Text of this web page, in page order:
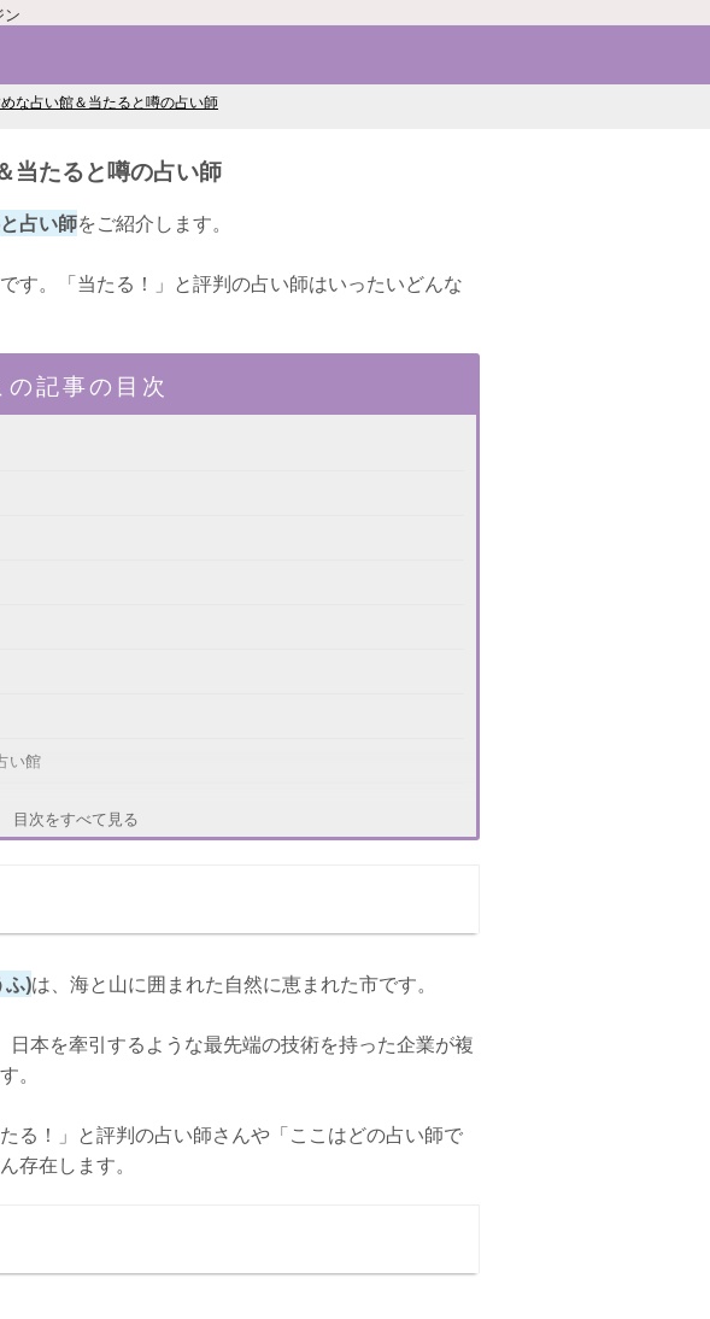
ン
な占い館＆当たると噂の占い師
当たると噂の占い師
占い師をご紹介します。
す。「当たる！」と評判の占い師はいったいどんな
の記事の目次
い館
におすすめ
目次をすべて見る
ふ)は、海と山に囲まれた自然に恵まれた市です。
本を牽引するような最先端の技術を持った企業が複
。
る！」と評判の占い師さんや「ここはどの占い師で
存在します。